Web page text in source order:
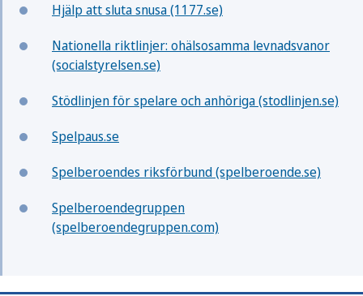
Hjälp att sluta snusa (1177.se)
Nationella riktlinjer: ohälsosamma levnadsvanor
(socialstyrelsen.se)
Stödlinjen för spelare och anhöriga (stodlinjen.se)
Spelpaus.se
Spelberoendes riksförbund (spelberoende.se)
Spelberoendegruppen
(spelberoendegruppen.com)